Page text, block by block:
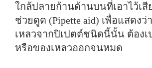
ใกล้ปลายก้านด้านบนที่เอาไว้เ
ช่วยดูด (Pipette aid) เพื่อแสดงว่
เหลวจากปิเปตต์ชนิดนี้นั้น ต้องเ
หรือของเหลวออกจนหมด